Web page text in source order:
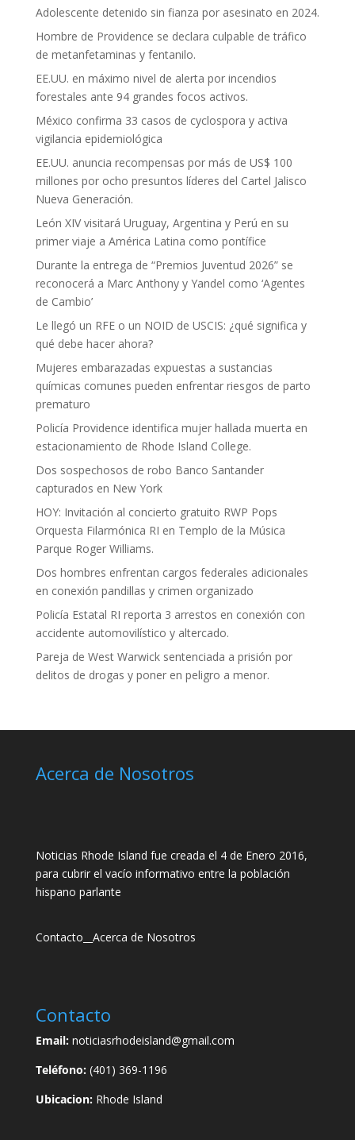
Adolescente detenido sin fianza por asesinato en 2024.
Hombre de Providence se declara culpable de tráfico
de metanfetaminas y fentanilo.
EE.UU. en máximo nivel de alerta por incendios
forestales ante 94 grandes focos activos.
México confirma 33 casos de cyclospora y activa
vigilancia epidemiológica
EE.UU. anuncia recompensas por más de US$ 100
millones por ocho presuntos líderes del Cartel Jalisco
Nueva Generación.
León XIV visitará Uruguay, Argentina y Perú en su
primer viaje a América Latina como pontífice
Durante la entrega de “Premios Juventud 2026” se
reconocerá a Marc Anthony y Yandel como ‘Agentes
de Cambio’
Le llegó un RFE o un NOID de USCIS: ¿qué significa y
qué debe hacer ahora?
Mujeres embarazadas expuestas a sustancias
químicas comunes pueden enfrentar riesgos de parto
prematuro
Policía Providence identifica mujer hallada muerta en
estacionamiento de Rhode Island College.
Dos sospechosos de robo Banco Santander
capturados en New York
HOY: Invitación al concierto gratuito RWP Pops
Orquesta Filarmónica RI en Templo de la Música
Parque Roger Williams.
Dos hombres enfrentan cargos federales adicionales
en conexión pandillas y crimen organizado
Policía Estatal RI reporta 3 arrestos en conexión con
accidente automovilístico y altercado.
Pareja de West Warwick sentenciada a prisión por
delitos de drogas y poner en peligro a menor.
Acerca de Nosotros
Noticias Rhode Island fue creada el 4 de Enero 2016,
para cubrir el vacío informativo entre la población
hispano parlante
Contacto Acerca de Nosotros
Contacto
Email:noticiasrhodeisland@gmail.com
Teléfono:(401) 369-1196
Ubicacion:Rhode Island